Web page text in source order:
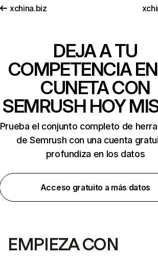
xchina.biz
DEJA A TU
COMPETENCIA
CUNETA CON
SEMRUSH HOY
Prueba el conjunto completo de
de Semrush con una cuenta
profundiza en los datos
Acceso gratuito a más datos
EMPIEZA CON